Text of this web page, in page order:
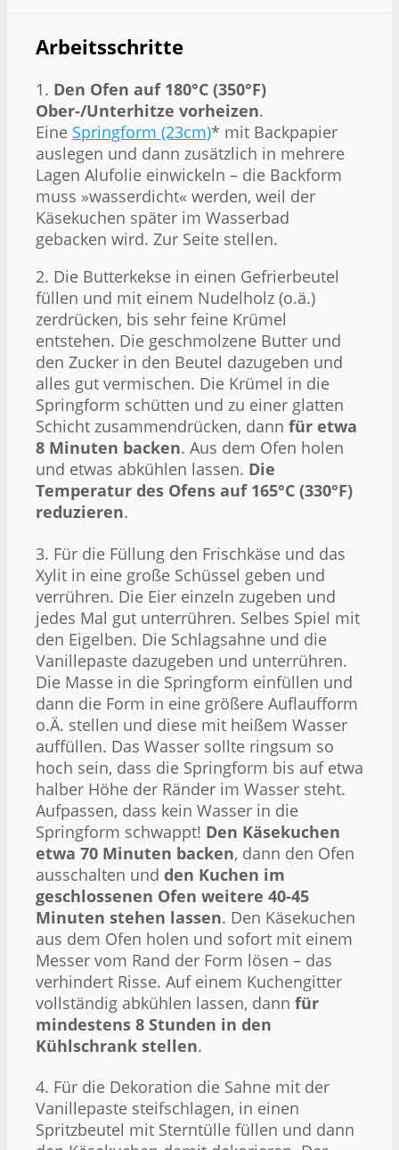
Arbeitsschritte
1. Den Ofen auf 180°C (350°F)
Ober-/Unterhitze vorheizen.
Eine Springform (23cm)* mit Backpapier
auslegen und dann zusätzlich in mehrere
Lagen Alufolie einwickeln – die Backform
muss »wasserdicht« werden, weil der
Käsekuchen später im Wasserbad
gebacken wird. Zur Seite stellen.
2. Die Butterkekse in einen Gefrierbeutel
füllen und mit einem Nudelholz (o.ä.)
zerdrücken, bis sehr feine Krümel
entstehen. Die geschmolzene Butter und
den Zucker in den Beutel dazugeben und
alles gut vermischen. Die Krümel in die
Springform schütten und zu einer glatten
Schicht zusammendrücken, dann für etwa
8 Minuten backen. Aus dem Ofen holen
und etwas abkühlen lassen. Die
Temperatur des Ofens auf 165°C (330°F)
reduzieren.
3. Für die Füllung den Frischkäse und das
Xylit in eine große Schüssel geben und
verrühren. Die Eier einzeln zugeben und
jedes Mal gut unterrühren. Selbes Spiel mit
den Eigelben. Die Schlagsahne und die
Vanillepaste dazugeben und unterrühren.
Die Masse in die Springform einfüllen und
dann die Form in eine größere Auflaufform
o.Ä. stellen und diese mit heißem Wasser
auffüllen. Das Wasser sollte ringsum so
hoch sein, dass die Springform bis auf etwa
halber Höhe der Ränder im Wasser steht.
Aufpassen, dass kein Wasser in die
Springform schwappt! Den Käsekuchen
etwa 70 Minuten backen, dann den Ofen
ausschalten und den Kuchen im
geschlossenen Ofen weitere 40-45
Minuten stehen lassen. Den Käsekuchen
aus dem Ofen holen und sofort mit einem
Messer vom Rand der Form lösen – das
verhindert Risse. Auf einem Kuchengitter
vollständig abkühlen lassen, dann für
mindestens 8 Stunden in den
Kühlschrank stellen.
4. Für die Dekoration die Sahne mit der
Vanillepaste steifschlagen, in einen
Spritzbeutel mit Sterntülle füllen und dann